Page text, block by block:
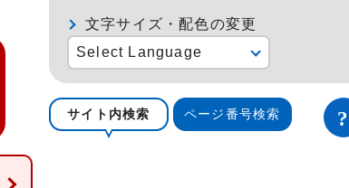
文字サイズ・配色の変更
Select Language
サイト内検索 ページ番号検索